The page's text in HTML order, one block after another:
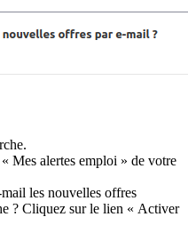
Mes alertes emploi » de votre
les nouvelles offres
? Cliquez sur le lien « Activer